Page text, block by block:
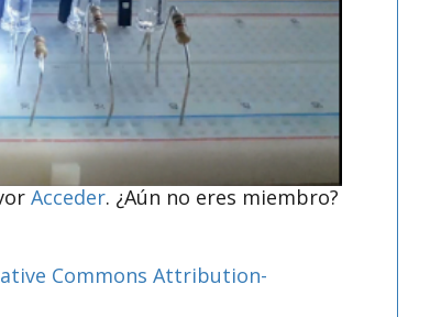
Acceder. ¿Aún no eres miembro?
Commons Attribution-